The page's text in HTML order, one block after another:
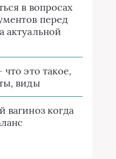
в вопросах
перед
актуальной
это такое,
виды
вагиноз когда